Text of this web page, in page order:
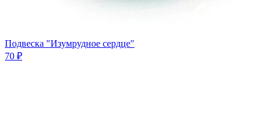
Подвеска "Изумрудное сердце"
70 ₽